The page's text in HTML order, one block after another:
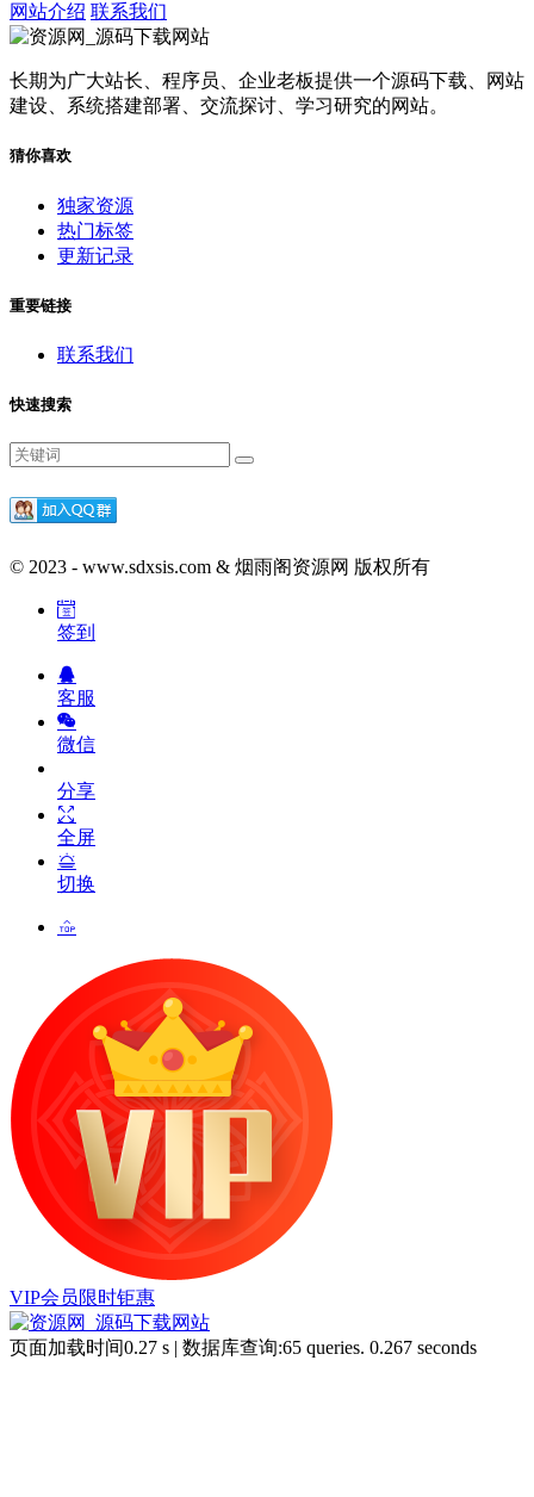
网站介绍 联系我们
长期为广大站长、程序员、企业老板提供一个源码下载、网站
建设、系统搭建部署、交流探讨、学习研究的网站。
猜你喜欢
独家资源
热门标签
更新记录
重要链接
联系我们
快速搜索
© 2023 - www.sdxsis.com & 烟雨阁资源网 版权所有
签到
客服
微信
分享
全屏
切换
VIP会员限时钜惠
页面加载时间0.27 s | 数据库查询:65 queries. 0.267 seconds